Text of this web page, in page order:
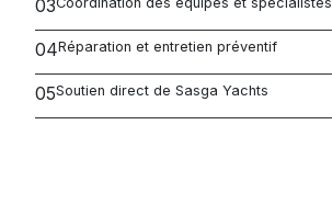
03
04Réparation et entretien préventif
05Soutien direct de Sasga Yachts